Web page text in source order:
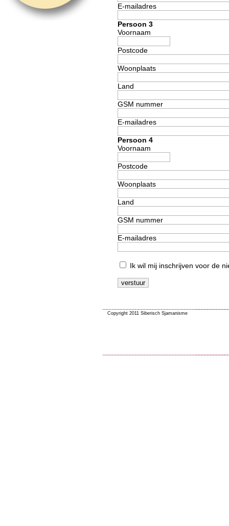
E-mailadres
Persoon 3
Voornaam
Postcode
Woonplaats
Land
GSM nummer
E-mailadres
Persoon 4
Voornaam
Postcode
Woonplaats
Land
GSM nummer
E-mailadres
Ik wil mij inschrijven voor de
Copyright 2011 Siberisch Sjamanisme